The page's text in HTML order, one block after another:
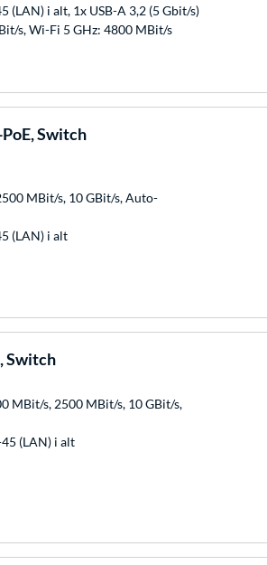
(LAN) i alt, 1x USB-A 3,2 (5 Gbit/s)
s, Wi-Fi 5 GHz: 4800 MBit/s
Switch
MBit/s, 10 GBit/s, Auto-
(LAN) i alt
Switch
MBit/s, 2500 MBit/s, 10 GBit/s,
(LAN) i alt